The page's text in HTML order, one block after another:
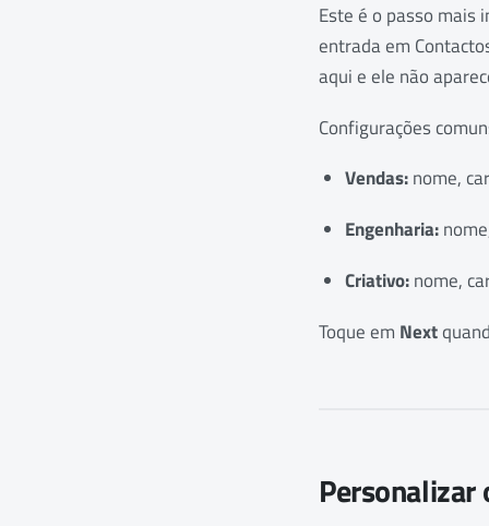
Este é o passo mais
entrada em
aqui e ele não
Configurações
Vendas:nome,
Engenharia:
Criativo:nome,
Toque em Next